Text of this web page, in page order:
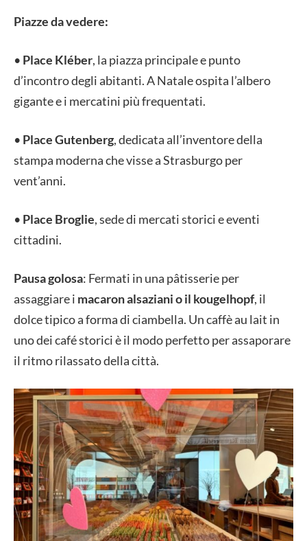
Piazze da vedere:
• Place Kléber, la piazza principale e punto
d’incontro degli abitanti. A Natale ospita l’albero
gigante e i mercatini più frequentati.
• Place Gutenberg, dedicata all’inventore della
stampa moderna che visse a Strasburgo per
vent’anni.
• Place Broglie, sede di mercati storici e eventi
cittadini.
Pausa golosa: Fermati in una pâtisserie per
assaggiare i macaron alsaziani o il kougelhopf, il
dolce tipico a forma di ciambella. Un caffè au lait in
uno dei café storici è il modo perfetto per assaporare
il ritmo rilassato della città.